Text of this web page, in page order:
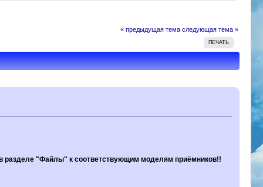
« предыдущая тема следующая тема »
ПЕЧАТЬ
разделе "Файлы" к соответствующим моделям приёмников!!